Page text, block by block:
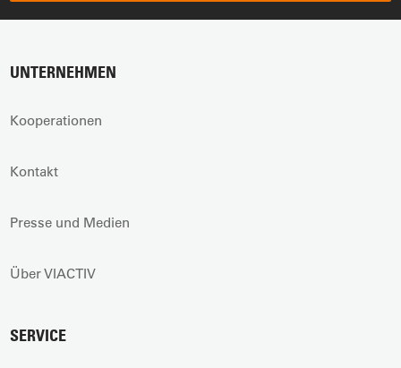
UNTERNEHMEN
Kooperationen
Kontakt
Presse und Medien
Über VIACTIV
SERVICE